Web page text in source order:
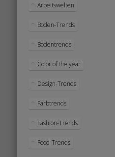
Arbeitswelten
Boden-Trends
Bodentrends
Color of the year
Design-Trends
Farbtrends
Fashion-Trends
Food-Trends